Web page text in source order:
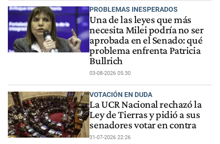
PROBLEMAS INESPERADOS
Una de las leyes que más
necesita Milei podría no ser
aprobada en el Senado: qué
problema enfrenta Patricia
Bullrich
03-08-2026 05:30
VOTACIÓN EN DUDA
La UCR Nacional rechazó la
Ley de Tierras y pidió a sus
senadores votar en contra
31-07-2026 22:26